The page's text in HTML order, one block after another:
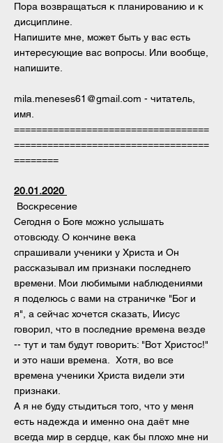
Пора возвращаться к планированию и к
дисциплине.
Напишите мне, может быть у вас есть
интересующие вас вопросы. Или вообще,
напишите.
mila.meneses61@gmail.com - читатель,
имя.
===================================
===================================
========
20.01.2020
Воскресение
Сегодня о Боге можно услышать
отовсюду. О кончине века
спрашивали ученики у Христа и Он
рассказывал им признаки последнего
времени. Мои любимыми наблюдениями
я поделюсь с вами на страничке "Бог и
я", а сейчас хочется сказать, Иисус
говорил, что в последние времена везде
-- тут и там будут говорить: "Вот Христос!"
и это наши времена. Хотя, во все
времена ученики Христа видели эти
признаки.
А я не буду стыдиться того, что у меня
есть надежда и именно она даёт мне
всегда мир в сердце, как бы плохо мне ни